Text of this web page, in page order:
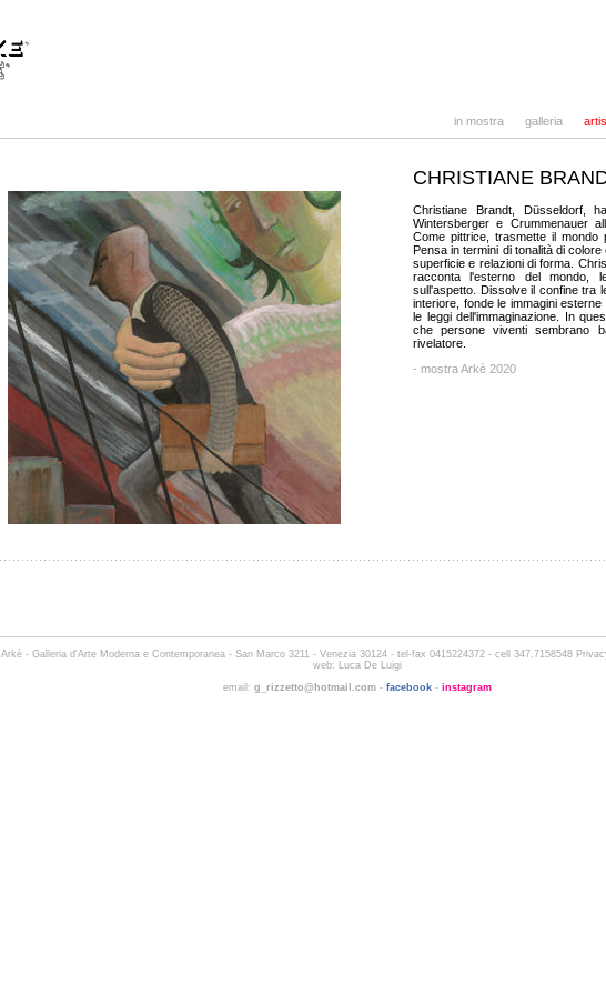
in mostra galleria
CHRISTIANE
Christiane Brandt, Düsseldorf,
Wintersberger e Crummenauer
Come pittrice, trasmette il mondo
Pensa in termini di tonalità di
superficie e relazioni di forma.
racconta l'esterno del mondo,
sull'aspetto. Dissolve il confine tra
interiore, fonde le immagini
le leggi dell'immaginazione. In
che persone viventi sembrano
rivelatore.
- mostra Arkè 2020
Arkè - Galleria d'Arte Moderna e Contemporanea - San Marco 3211 - Venezia 30124- tel-fax 0415224372 - cell 347.7158548
web: Luca De Luigi
email: g_rizzetto@hotmail.com - facebook - instagram